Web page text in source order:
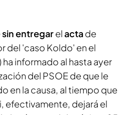
sin entregarelactade
del 'caso Koldo' en el
ha informado al hasta ayer
del PSOE de que le
en la causa, al tiempo que
efectivamente, dejará el